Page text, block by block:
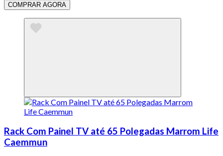
COMPRAR AGORA
Rack Com Painel TV até 65 Polegadas Marrom Life
Caemmun